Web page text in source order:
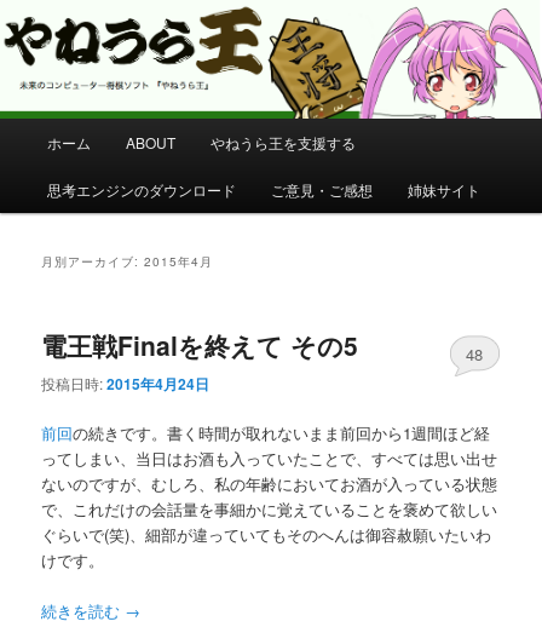
やねうら王 公式サイト
コンピューター将棋 やねうら王 公式サイト
メ
メ
イ
ン
ン
ツ
へ
移
サ
ブ
テ
ツ
へ
移
動
ホーム ABOUT やねうら王を支援する
思考エンジンのダウンロード ご意見・ご感想 姉妹サイト
月別アーカイブ:2015年4月
電王戦Finalを終えて その5
投稿日時:2015年4月24日
48
前回の続きです。書く時間が取れないまま前回から1週間ほど経
ってしまい、当日はお酒も入っていたことで、すべては思い出せ
ないのですが、むしろ、私の年齢においてお酒が入っている状態
で、これだけの会話量を事細かに覚えていることを褒めて欲しい
ぐらいで(笑)、細部が違っていてもそのへんは御容赦願いたいわ
けです。
続きを読む →